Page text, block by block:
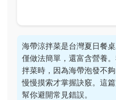
海帶涼拌菜是台灣夏日餐
僅做法簡單，還富含營養
拌菜時，因為海帶泡發不
慢慢摸索才掌握訣竅。這
幫你避開常見錯誤。